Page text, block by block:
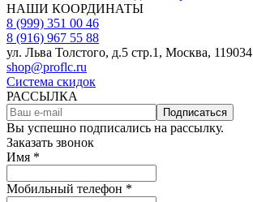
НАШИ КООРДИНАТЫ
8 (999) 351 00 46
8 (916) 967 55 88
ул. Льва Толстого, д.5 стр.1, Москва, 119034
shop@proflc.ru
Система скидок
РАССЫЛКА
Подписаться
Вы успешно подписались на рассылку.
Заказать звонок
Имя *
Мобильный телефон *